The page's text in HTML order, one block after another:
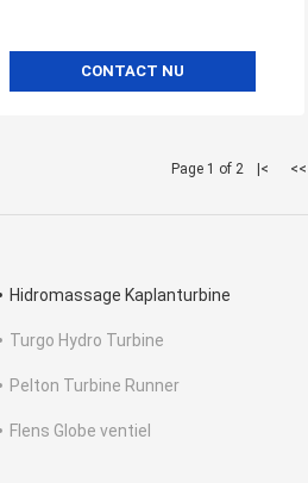
CONTACT NU
Page 1 of 2 |< <<
Hidromassage Kaplanturbine
Turgo Hydro Turbine
Pelton Turbine Runner
Flens Globe ventiel